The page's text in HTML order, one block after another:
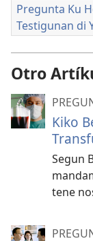
Pregunta Ku
Testigunan di
Otro
Kiko
Segun
tene